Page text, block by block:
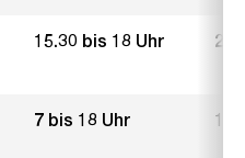
15.30 bis 18 Uhr 2.–
7 bis 18 Uhr